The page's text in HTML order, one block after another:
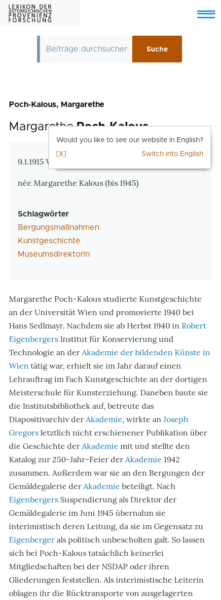
Skip to main content
Menu
Poch-Kalous, Margarethe
MargarethePoch-Kalous
Zusatzinformationen
9.1.1915 Wien – 23.12.1974 Wien
née Margarethe Kalous (bis 1945)
Schlagwörter
Bergungsmaßnahmen
Kunstgeschichte
MuseumsdirektorIn
Margarethe Poch-Kalous studierte Kunstgeschichte
an der Universität Wien und promovierte 1940 bei
Hans Sedlmayr. Nachdem sie ab Herbst 1940 in Robert
Eigenbergers Institut für Konservierung und
Technologie an der Akademie der bildenden Künste in
Wien tätig war, erhielt sie im Jahr darauf einen
Lehrauftrag im Fach Kunstgeschichte an der dortigen
Meisterschule für Kunsterziehung. Daneben baute sie
die Institutsbibliothek auf, betreute das
Diapositivarchiv der Akademie, wirkte an Joseph
Gregors letztlich nicht erschienener Publikation über
die Geschichte der Akademie mit und stellte den
Katalog zur 250-Jahr-Feier der Akademie 1942
zusammen. Außerdem war sie an den Bergungen der
Gemäldegalerie der Akademie beteiligt. Nach
Eigenbergers Suspendierung als Direktor der
Gemäldegalerie im Juni 1945 übernahm sie
interimistisch deren Leitung, da sie im Gegensatz zu
Eigenberger als politisch unbescholten galt. So lassen
sich bei Poch-Kalous tatsächlich keinerlei
Mitgliedschaften bei der NSDAP oder ihren
Gliederungen feststellen. Als interimistische Leiterin
oblagen ihr die Rücktransporte von ausgelagerten
Would you like to see our website in English?
Switch into English
[X]